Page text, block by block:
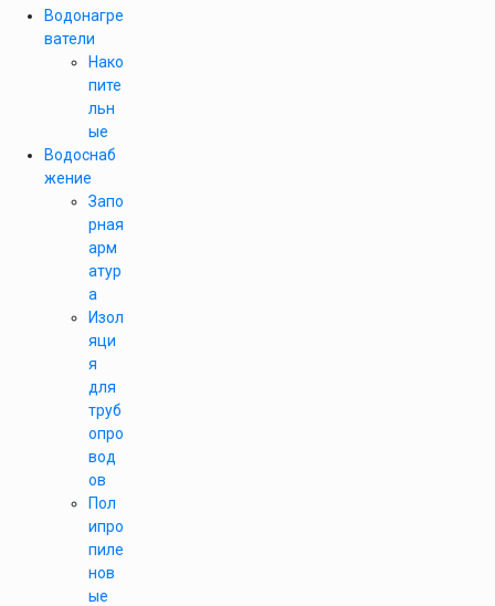
Водонагре
ватели
Нако
пите
льн
ые
Водоснаб
жение
Запо
рная
арм
атур
а
Изол
яци
я
для
труб
опро
вод
ов
Пол
ипро
пиле
нов
ые